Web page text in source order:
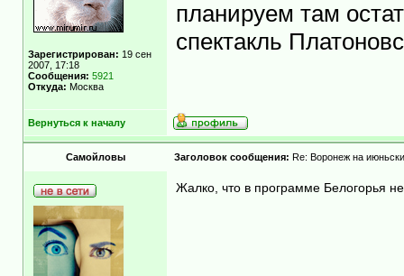
Зарегистрирован: 19 сен
2007, 17:18
Сообщения: 5921
Откуда: Москва
планируем там
спектакль
Вернуться к началу
Самойловы Заголовок сообщения: Re: Воронеж на
Жалко, что в программе Белогорья